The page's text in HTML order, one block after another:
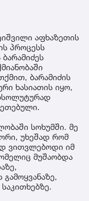
აფხაზეთის
პროცესს
ბარამიძის
ხასიათის იყო,
სოხუმში. მე
უხეშად რომ
ვითვლებოდი იმ
მუშაობდა